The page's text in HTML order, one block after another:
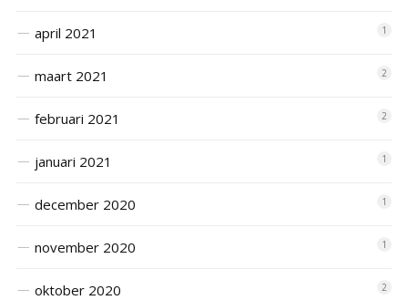
april 2021 1
maart 2021 2
februari 2021 2
januari 2021 1
december 2020 1
november 2020 1
oktober 2020 2